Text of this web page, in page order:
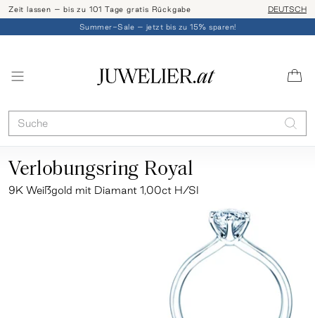
Zeit lassen – bis zu 101 Tage gratis Rückgabe Ringgröße
DEUTSCH
Summer-Sale – jetzt bis zu 15% sparen!
Verlobungsring Royal
9K Weißgold mit Diamant 1,00ct H/SI